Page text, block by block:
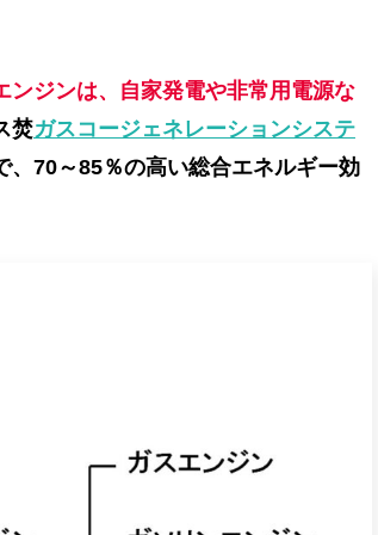
ンジンは、自家発電や非常用電源な
焚ガスコージェネレーションシステ
、70～85％の高い総合エネルギー効